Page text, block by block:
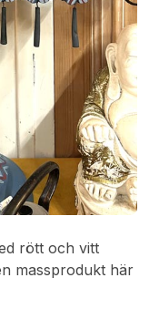
rött och vitt
massprodukt här